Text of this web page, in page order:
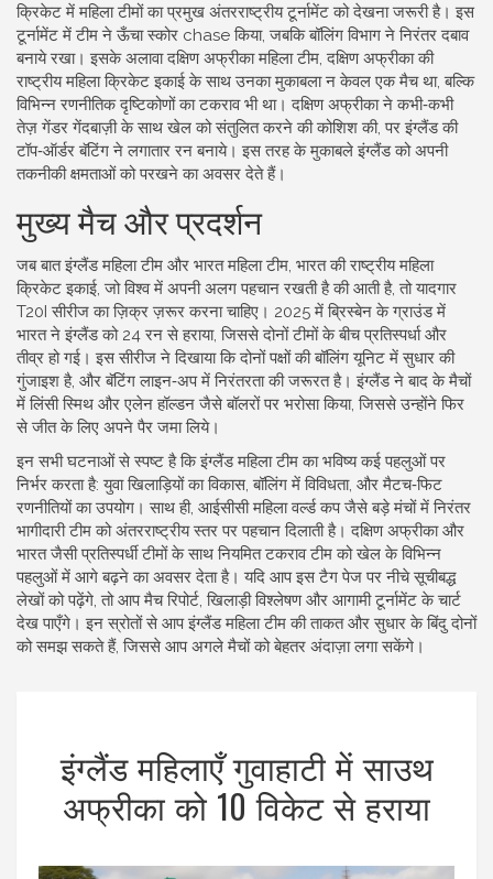
क्रिकेट में महिला टीमों का प्रमुख अंतरराष्ट्रीय टूर्नामेंटको देखना जरूरी है। इस
टूर्नामेंट में टीम ने ऊँचा स्कोर chase किया, जबकि बॉलिंग विभाग ने निरंतर दबाव
बनाये रखा। इसके अलावादक्षिण अफ्रीका महिला टीम,दक्षिण अफ्रीका की
राष्ट्रीय महिला क्रिकेट इकाईके साथ उनका मुकाबला न केवल एक मैच था, बल्कि
विभिन्न रणनीतिक दृष्टिकोणों का टकराव भी था। दक्षिण अफ्रीका ने कभी‑कभी
तेज़ गेंडर गेंदबाज़ी के साथ खेल को संतुलित करने की कोशिश की, पर इंग्लैंड की
टॉप‑ऑर्डर बॅटिंग ने लगातार रन बनाये। इस तरह के मुकाबले इंग्लैंड को अपनी
तकनीकी क्षमताओं को परखने का अवसर देते हैं।
मुख्य मैच और प्रदर्शन
जब बात इंग्लैंड महिला टीम और भारत महिला टीम, भारत की राष्ट्रीय महिला
क्रिकेट इकाई, जो विश्व में अपनी अलग पहचान रखती हैकी आती है, तो यादगार
T20I सीरीज का ज़िक्र ज़रूर करना चाहिए। 2025 में ब्रिस्बेन के ग्राउंड में
भारत ने इंग्लैंड को 24 रन से हराया, जिससे दोनों टीमों के बीच प्रतिस्पर्धा और
तीव्र हो गई। इस सीरीज ने दिखाया कि दोनों पक्षों की बॉलिंग यूनिट में सुधार की
गुंजाइश है, और बॅटिंग लाइन‑अप में निरंतरता की जरूरत है। इंग्लैंड ने बाद के मैचों
में लिंसी स्मिथ और एलेन हॉल्डन जैसे बॉलरों पर भरोसा किया, जिससे उन्होंने फिर
से जीत के लिए अपने पैर जमा लिये।
इन सभी घटनाओं से स्पष्ट है कि इंग्लैंड महिला टीम का भविष्य कई पहलुओं पर
निर्भर करता है: युवा खिलाड़ियों का विकास, बॉलिंग में विविधता, और मैटच‑फिट
रणनीतियों का उपयोग। साथ ही, आईसीसी महिला वर्ल्ड कप जैसे बड़े मंचों में निरंतर
भागीदारी टीम को अंतरराष्ट्रीय स्तर पर पहचान दिलाती है। दक्षिण अफ्रीका और
भारत जैसी प्रतिस्पर्धी टीमों के साथ नियमित टकराव टीम को खेल के विभिन्न
पहलुओं में आगे बढ़ने का अवसर देता है। यदि आप इस टैग पेज पर नीचे सूचीबद्ध
लेखों को पढ़ेंगे, तो आप मैच रिपोर्ट, खिलाड़ी विश्लेषण और आगामी टूर्नामेंट के चार्ट
देख पाएँगे। इन स्रोतों से आप इंग्लैंड महिला टीम की ताकत और सुधार के बिंदु दोनों
को समझ सकते हैं, जिससे आप अगले मैचों को बेहतर अंदाज़ा लगा सकेंगे।
इंग्लैंड महिलाएँ गुवाहाटी में साउथ
अफ्रीका को 10 विकेट से हराया